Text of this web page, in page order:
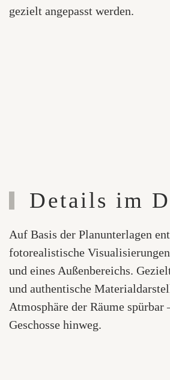
gezielt angepasst werden.
Details im
Auf Basis der Planunterlagen
fotorealistische
und eines Außenbereichs.
und authentische
Atmosphäre der Räume spürbar
Geschosse hinweg.